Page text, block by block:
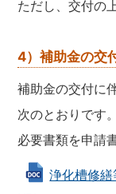
ただし、交付の
4）補助金の交
補助金の交付に
次のとおりです。
必要書類を申請
浄化槽修